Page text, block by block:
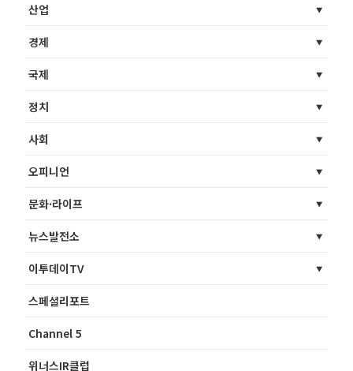
산업
경제
국제
정치
사회
오피니언
문화·라이프
뉴스발전소
이투데이TV
스페셜리포트
Channel 5
위너스IR클럽